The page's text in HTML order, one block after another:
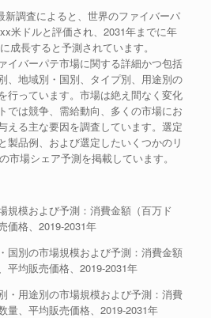
新調査によると、世界のファイバーパ
米ドルと評価され、2031年までに年
長すると予測されています。
イバーパテ市場に関する詳細かつ包括
、地域別・国別、タイプ別、用途別の
行っています。市場は絶え間なく変化
では競争、需給動向、多くの市場にお
える主な要因を調査しています。選定
製品例、および選定したいくつかのリ
市場シェア予測を掲載しています。
規模および予測：消費金額（百万ド
価格、2019-2031年
国別の市場規模および予測：消費金額
平均販売価格、2019-2031年
・用途別の市場規模および予測：消費
量、平均販売価格、2019-2031年